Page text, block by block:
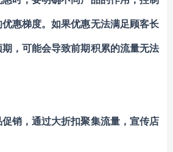
惠梯度。如果优惠无法满足顾客长
，可能会导致前期积累的流量无法
销，通过大折扣聚集流量，宣传店